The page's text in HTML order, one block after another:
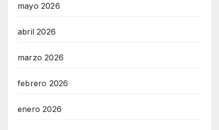
mayo 2026
abril 2026
marzo 2026
febrero 2026
enero 2026